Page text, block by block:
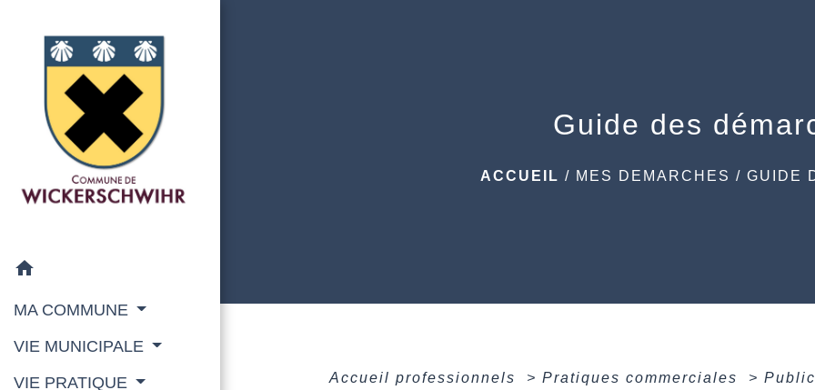
home
MA COMMUNE
VIE MUNICIPALE
VIE PRATIQUE
Guide des
ACCUEIL / MES DEMARCHES /GUIDE
Accueil professionnels > Pratiques commerciales >